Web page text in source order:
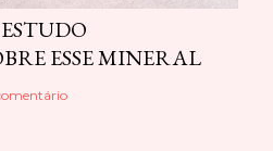
ESSE MINERAL